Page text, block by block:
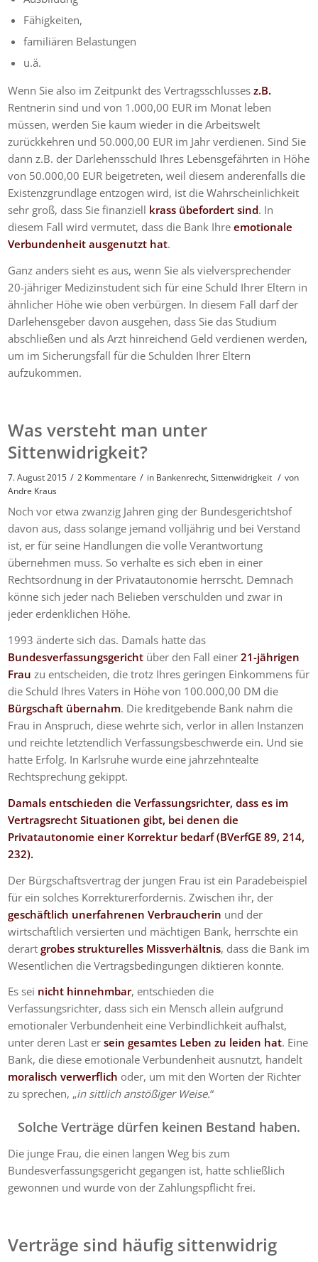
Fähigkeiten,
familiären Belastungen
u.ä.
Wenn Sie also im Zeitpunkt des Vertragsschlussesz.B.
Rentnerin sind und von 1.000,00 EUR im Monat leben
müssen, werden Sie kaum wieder in die Arbeitswelt
zurückkehren und 50.000,00 EUR im Jahr verdienen. Sind Sie
dann z.B. der Darlehensschuld Ihres Lebensgefährten in Höhe
von 50.000,00 EUR beigetreten, weil diesem anderenfalls die
Existenzgrundlage entzogen wird, ist die Wahrscheinlichkeit
sehr groß, dass Sie finanziell krass übefordert sind. In
diesem Fall wird vermutet, dass die Bank Ihreemotionale
Verbundenheit ausgenutzt hat.
Ganz anders sieht es aus, wenn Sie als vielversprechender
20-jähriger Medizinstudent sich für eine Schuld Ihrer Eltern in
ähnlicher Höhe wie oben verbürgen. In diesem Fall darf der
Darlehensgeber davon ausgehen, dass Sie das Studium
abschließen und als Arzt hinreichend Geld verdienen werden,
um im Sicherungsfall für die Schulden Ihrer Eltern
aufzukommen.
Was versteht man unter
Sittenwidrigkeit?
7. August 2015 / 2 Kommentare / in Bankenrecht ,Sittenwidrigkeit / von
Andre Kraus
Noch vor etwa zwanzig Jahren ging der Bundesgerichtshof
davon aus, dass solange jemand volljährig und bei Verstand
ist, er für seine Handlungen die volle Verantwortung
übernehmen muss. So verhalte es sich eben in einer
Rechtsordnung in der Privatautonomie herrscht. Demnach
könne sich jeder nach Belieben verschulden und zwar in
jeder erdenklichen Höhe.
1993 änderte sich das. Damals hatte das
Bundesverfassungsgericht über den Fall einer21-jährigen
Frau zu entscheiden, die trotz Ihres geringen Einkommens für
die Schuld Ihres Vaters in Höhe von 100.000,00 DM die
Bürgschaft übernahm. Die kreditgebende Bank nahm die
Frau in Anspruch, diese wehrte sich, verlor in allen Instanzen
und reichte letztendlich Verfassungsbeschwerde ein. Und sie
hatte Erfolg. In Karlsruhe wurde eine jahrzehntealte
Rechtsprechung gekippt.
Damals entschieden die Verfassungsrichter, dass es im
Vertragsrecht Situationen gibt, bei denen die
Privatautonomie einer Korrektur bedarf (BVerfGE 89, 214,
232).
Der Bürgschaftsvertrag der jungen Frau ist ein Paradebeispiel
für ein solches Korrekturerfordernis. Zwischen ihr, der
geschäftlich unerfahrenen Verbraucherin und der
wirtschaftlich versierten und mächtigen Bank, herrschte ein
derartgrobes strukturelles Missverhältnis, dass die Bank im
Wesentlichen die Vertragsbedingungen diktieren konnte.
Es sei nicht hinnehmbar, entschieden die
Verfassungsrichter, dass sich ein Mensch allein aufgrund
emotionaler Verbundenheit eine Verbindlichkeit aufhalst,
unter deren Last ersein gesamtes Leben zu leiden hat. Eine
Bank, die diese emotionale Verbundenheit ausnutzt, handelt
moralisch verwerflich oder, um mit den Worten der Richter
zu sprechen, „in sittlich anstößiger Weise.“
Solche Verträge dürfen keinen Bestand haben.
Die junge Frau, die einen langen Weg bis zum
Bundesverfassungsgericht gegangen ist, hatte schließlich
gewonnen und wurde von der Zahlungspflicht frei.
Verträge sind häufig sittenwidrig